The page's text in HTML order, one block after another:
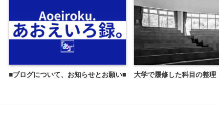
■ブログについて、お知らせとお願い■ 大学で履修した科目の整理